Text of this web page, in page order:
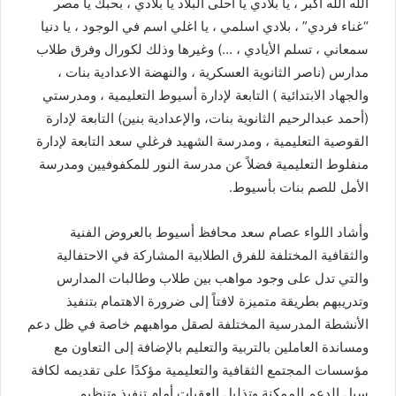
“غناء فردي” ، بلادي اسلمي ، يا اغلي اسم في الوجود ، يا دنيا
سمعاني ، تسلم الأيادي ، …) وغيرها وذلك لكورال وفرق طلاب
مدارس (ناصر الثانوية العسكرية ، والنهضة الاعدادية بنات ،
والجهاد الابتدائية ) التابعة لإدارة أسيوط التعليمية ، ومدرستي
(أحمد عبدالرحيم الثانوية بنات، والإعدادية بنين) التابعة لإدارة
القوصية التعليمية ، ومدرسة الشهيد فرغلي سعد التابعة لإدارة
منفلوط التعليمية فضلاً عن مدرسة النور للمكفوفيين ومدرسة
الأمل للصم بنات بأسيوط.
وأشاد اللواء عصام سعد محافظ أسيوط بالعروض الفنية
والثقافية المختلفة للفرق الطلابية المشاركة في الاحتفالية
والتي تدل على وجود مواهب بين طلاب وطالبات المدارس
وتدريبهم بطريقة متميزة لافتاً إلى ضرورة الاهتمام بتنفيذ
الأنشطة المدرسية المختلفة لصقل مواهبهم خاصة في ظل دعم
ومساندة العاملين بالتربية والتعليم بالإضافة إلى التعاون مع
مؤسسات المجتمع الثقافية والتعليمية مؤكدًا على تقديمه لكافة